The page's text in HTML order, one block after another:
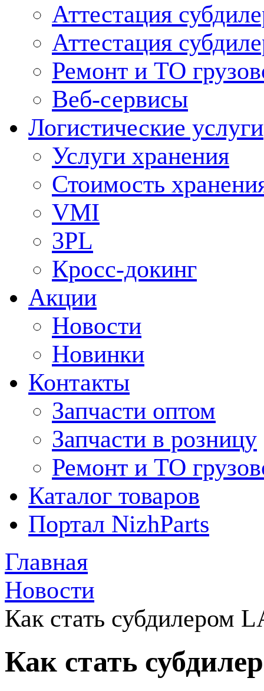
Аттестация
Аттестация
Ремонт и ТО
Веб-сервисы
Логистические услуги
Услуги хранения
Стоимость
VMI
3PL
Кросс-докинг
Акции
Новости
Новинки
Контакты
Запчасти оптом
Запчасти в розницу
Ремонт и ТО
Каталог товаров
Портал NizhParts
Главная
Новости
Как стать субдилером
Как стать